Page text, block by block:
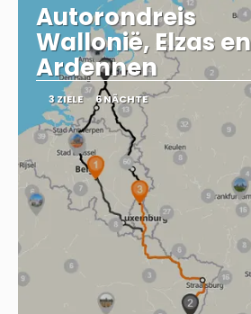
Autorondreis
Wallonië, Elzas en
Ardennen
3 ZIELE 6 NÄCHTE